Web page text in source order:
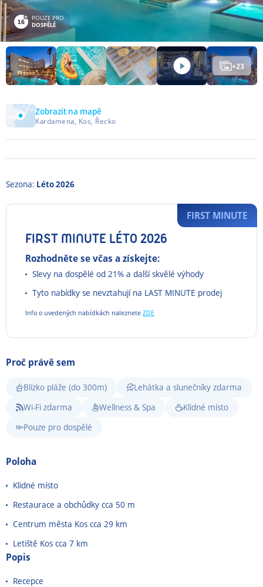
POUZE PRO
DOSPĚLÉ
+23
Zobrazit na mapě
Kardamena, Kos, Řecko
Sezona: Léto 2026
FIRST MINUTE LÉTO 2026
Rozhodněte se včas a získejte:
Slevy na dospělé od 21% a další skvělé výhody
Tyto nabídky se nevztahují na LAST MINUTE prodej
Info o uvedených nabídkách naleznete ZDE
FIRST MINUTE
Proč právě sem
Blízko pláže (do 300m)
Lehátka a slunečníky zdarma
Wi-Fi zdarma
Wellness & Spa
Klidné místo
Pouze pro dospělé
Poloha
Klidné místo
Restaurace a obchůdky cca 50 m
Centrum města Kos cca 29 km
Letiště Kos cca 7 km
Popis
Recepce